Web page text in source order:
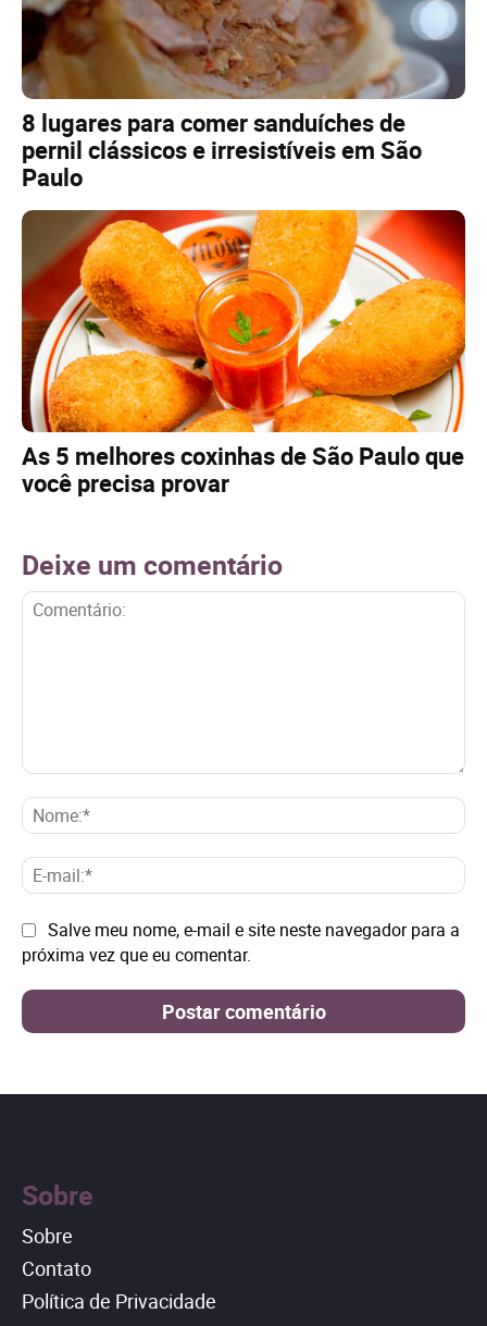
8 lugares para comer sanduíches de
pernil clássicos e irresistíveis em São
Paulo
As 5 melhores coxinhas de São Paulo que
você precisa provar
Deixe um comentário
E-
Site: Salve meu nome, e-mail e site neste navegador para a
próxima vez que eu comentar.
Sobre
Sobre
Contato
Política de Privacidade